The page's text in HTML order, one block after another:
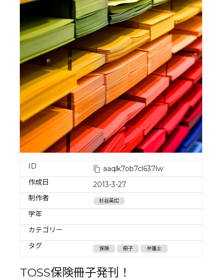
ID
aaqlk7ob7cl637lw
作成日
2013-3-27
制作者
杉谷英広
学年
カテゴリー
タグ
保険 冊子 弁護士
TOSS保険冊子発刊！